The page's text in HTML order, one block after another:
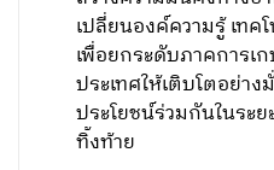
เปลี่ยนองค์ความรู้ เทค
เพื่อยกระดับภาคการเ
ประเทศให้เติบโตอย่า
ประโยชน์ร่วมกันในระ
ทิ้งท้าย